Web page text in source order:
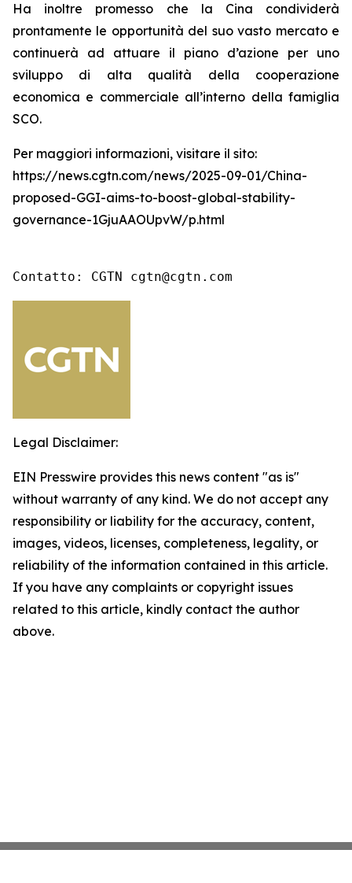
Ha inoltre promesso che la Cina condividerà
prontamente le opportunità del suo vasto mercato e
continuerà ad attuare il piano d’azione per uno
sviluppo di alta qualità della cooperazione
economica e commerciale all’interno della famiglia
SCO.
Per maggiori informazioni, visitare il sito:
https://news.cgtn.com/news/2025-09-01/China-
proposed-GGI-aims-to-boost-global-stability-
governance-1GjuAAOUpvW/p.html
Contatto: CGTN cgtn@cgtn.com
Legal Disclaimer:
EIN Presswire provides this news content "as is"
without warranty of any kind. We do not accept any
responsibility or liability for the accuracy, content,
images, videos, licenses, completeness, legality, or
reliability of the information contained in this article.
If you have any complaints or copyright issues
related to this article, kindly contact the author
above.